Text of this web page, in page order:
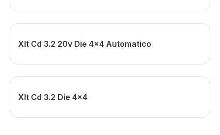
Xlt Cd 3.2 20v Die 4x4 Automatico
Xlt Cd 3.2 Die 4x4